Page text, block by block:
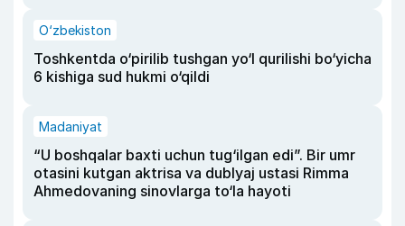
O‘zbekiston
Toshkentda o‘pirilib tushgan yo‘l qurilishi bo‘yicha
6 kishiga sud hukmi o‘qildi
Madaniyat
“U boshqalar baxti uchun tug‘ilgan edi”. Bir umr
otasini kutgan aktrisa va dublyaj ustasi Rimma
Ahmedovaning sinovlarga to‘la hayoti